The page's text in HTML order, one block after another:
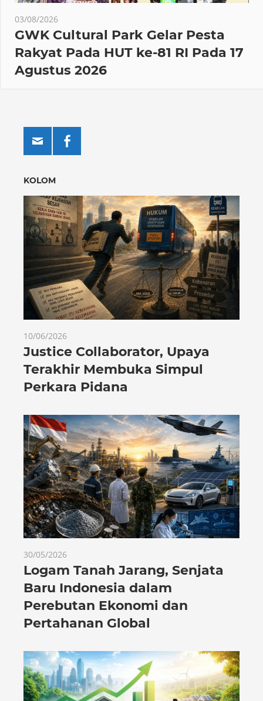
03/08/2026
GWK Cultural Park Gelar Pesta
Rakyat Pada HUT ke-81 RI Pada 17
Agustus 2026
KOLOM
10/06/2026
Justice Collaborator, Upaya
Terakhir Membuka Simpul
Perkara Pidana
30/05/2026
Logam Tanah Jarang, Senjata
Baru Indonesia dalam
Perebutan Ekonomi dan
Pertahanan Global